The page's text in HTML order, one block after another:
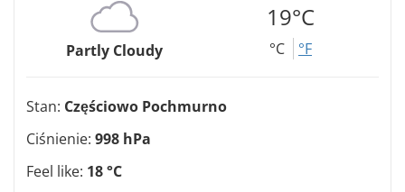
Partly Cloudy
19°C
°C °F
Stan: Częściowo Pochmurno
Ciśnienie: 998 hPa
Feel like: 18 °C